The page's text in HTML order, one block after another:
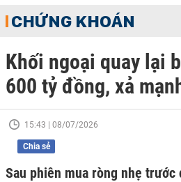
CHỨNG KHOÁN
Khối ngoại quay lại
600 tỷ đồng, xả
15:43 | 08/07/2026
Chia sẻ
Sau phiên mua ròng nhẹ